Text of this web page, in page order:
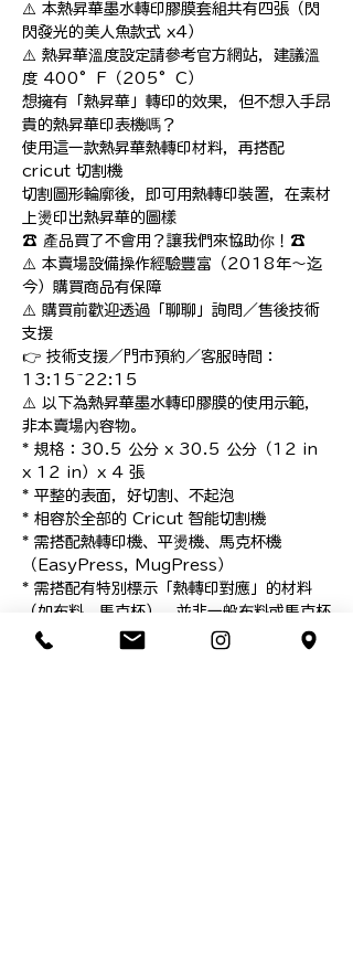
⚠️ 本熱昇華墨水轉印膠膜套組共有四張（閃
閃發光的美人魚款式 x4）
⚠️ 熱昇華溫度設定請參考官方網站，建議溫
度 400°F（205°C）
想擁有「熱昇華」轉印的效果，但不想入手昂
貴的熱昇華印表機嗎？
使用這一款熱昇華熱轉印材料，再搭配
cricut 切割機
切割圖形輪廓後，即可用熱轉印裝置，在素材
上燙印出熱昇華的圖樣
☎️ 產品買了不會用？讓我們來協助你！☎️
⚠️ 本賣場設備操作經驗豐富（2018年～迄
今）購買商品有保障
⚠️ 購買前歡迎透過「聊聊」詢問／售後技術
支援
👉 技術支援／門市預約／客服時間：
13:15~22:15
⚠️ 以下為熱昇華墨水轉印膠膜的使用示範，
非本賣場內容物。
* 規格：30.5 公分 x 30.5 公分（12 in
x 12 in）x 4 張
* 平整的表面，好切割、不起泡
* 相容於全部的 Cricut 智能切割機
* 需搭配熱轉印機、平燙機、馬克杯機
（EasyPress, MugPress）
* 需搭配有特別標示「熱轉印對應」的材料
（如布料、馬克杯），並非一般布料或馬克杯
都能使用，購買前請先詢問素材商家或是我